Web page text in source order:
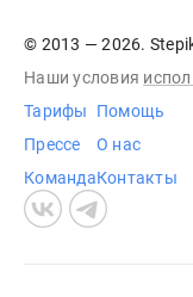
© 2013 — 2026.
Наши условия
Тарифы
Прессе
Команда
Помощь
О нас
Контакты